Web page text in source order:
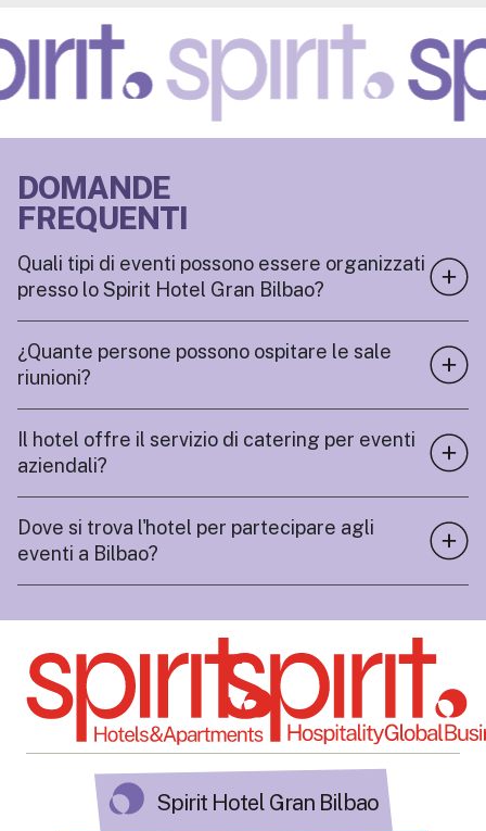
DOMANDE
FREQUENTI
Quali tipi di eventi possono essere organizzati
presso lo Spirit Hotel Gran Bilbao?
¿Quante persone possono ospitare le sale
riunioni?
Il hotel offre il servizio di catering per eventi
aziendali?
Dove si trova l'hotel per partecipare agli
eventi a Bilbao?
Spirit Hotel Gran Bilbao